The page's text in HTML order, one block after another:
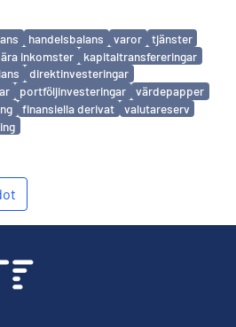
handelsbalans varor
tjänster
inkomster
kapitaltransfereringar
direktinvesteringar
portföljinvesteringar
värdepapper
finansiella derivat
valutareserv